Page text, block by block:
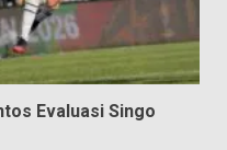
Evaluasi Singo